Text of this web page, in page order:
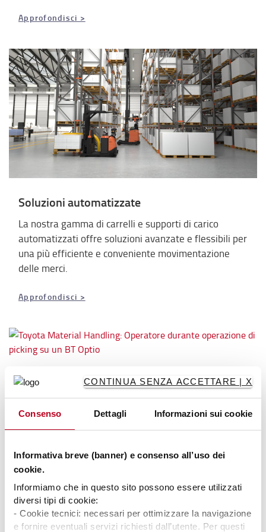
CONTINUA SENZA ACCETTARE | X
Consenso Dettagli Informazioni sui cookie
Informativa breve (banner) e consenso all’uso dei
cookie.
Informiamo che in questo sito possono essere utilizzati
diversi tipi di cookie:
- Cookie tecnici: necessari per ottimizzare la navigazione
e fornire eventuali servizi richiesti dall’utente. Per questi
Approfondisci >
Soluzioni automatizzate
La nostra gamma di carrelli e supporti di carico
automatizzati offre soluzioni avanzate e flessibili per
una più efficiente e conveniente movimentazione
delle merci.
Approfondisci >
La nostra gamma di prodotti
Scopri la nostra completa gamma di carrelli che
include anche retrattili, transpallet e
commissionatori.
Approfondisci >
La Logistica con gli Smart Trucks